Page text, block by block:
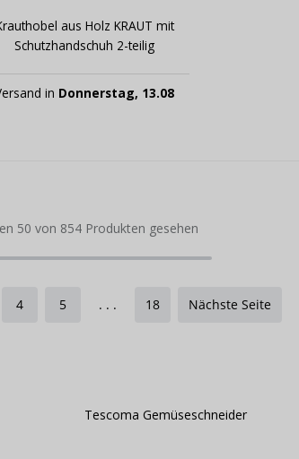
aus Holz KRAUT mit
Schutzhandschuh 2-teilig
in Donnerstag, 13.08
50 von 854 Produkten gesehen
4 5 . . . 18 Nächste Seite
Tescoma Gemüseschneider